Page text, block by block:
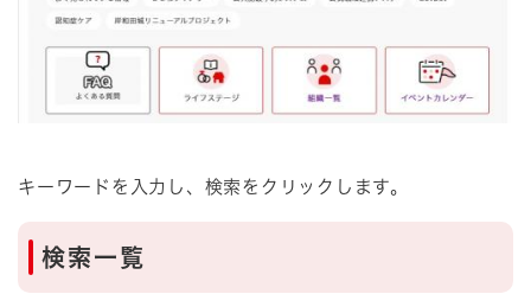
キーワードを入力し、検索をクリックします。
検索一覧